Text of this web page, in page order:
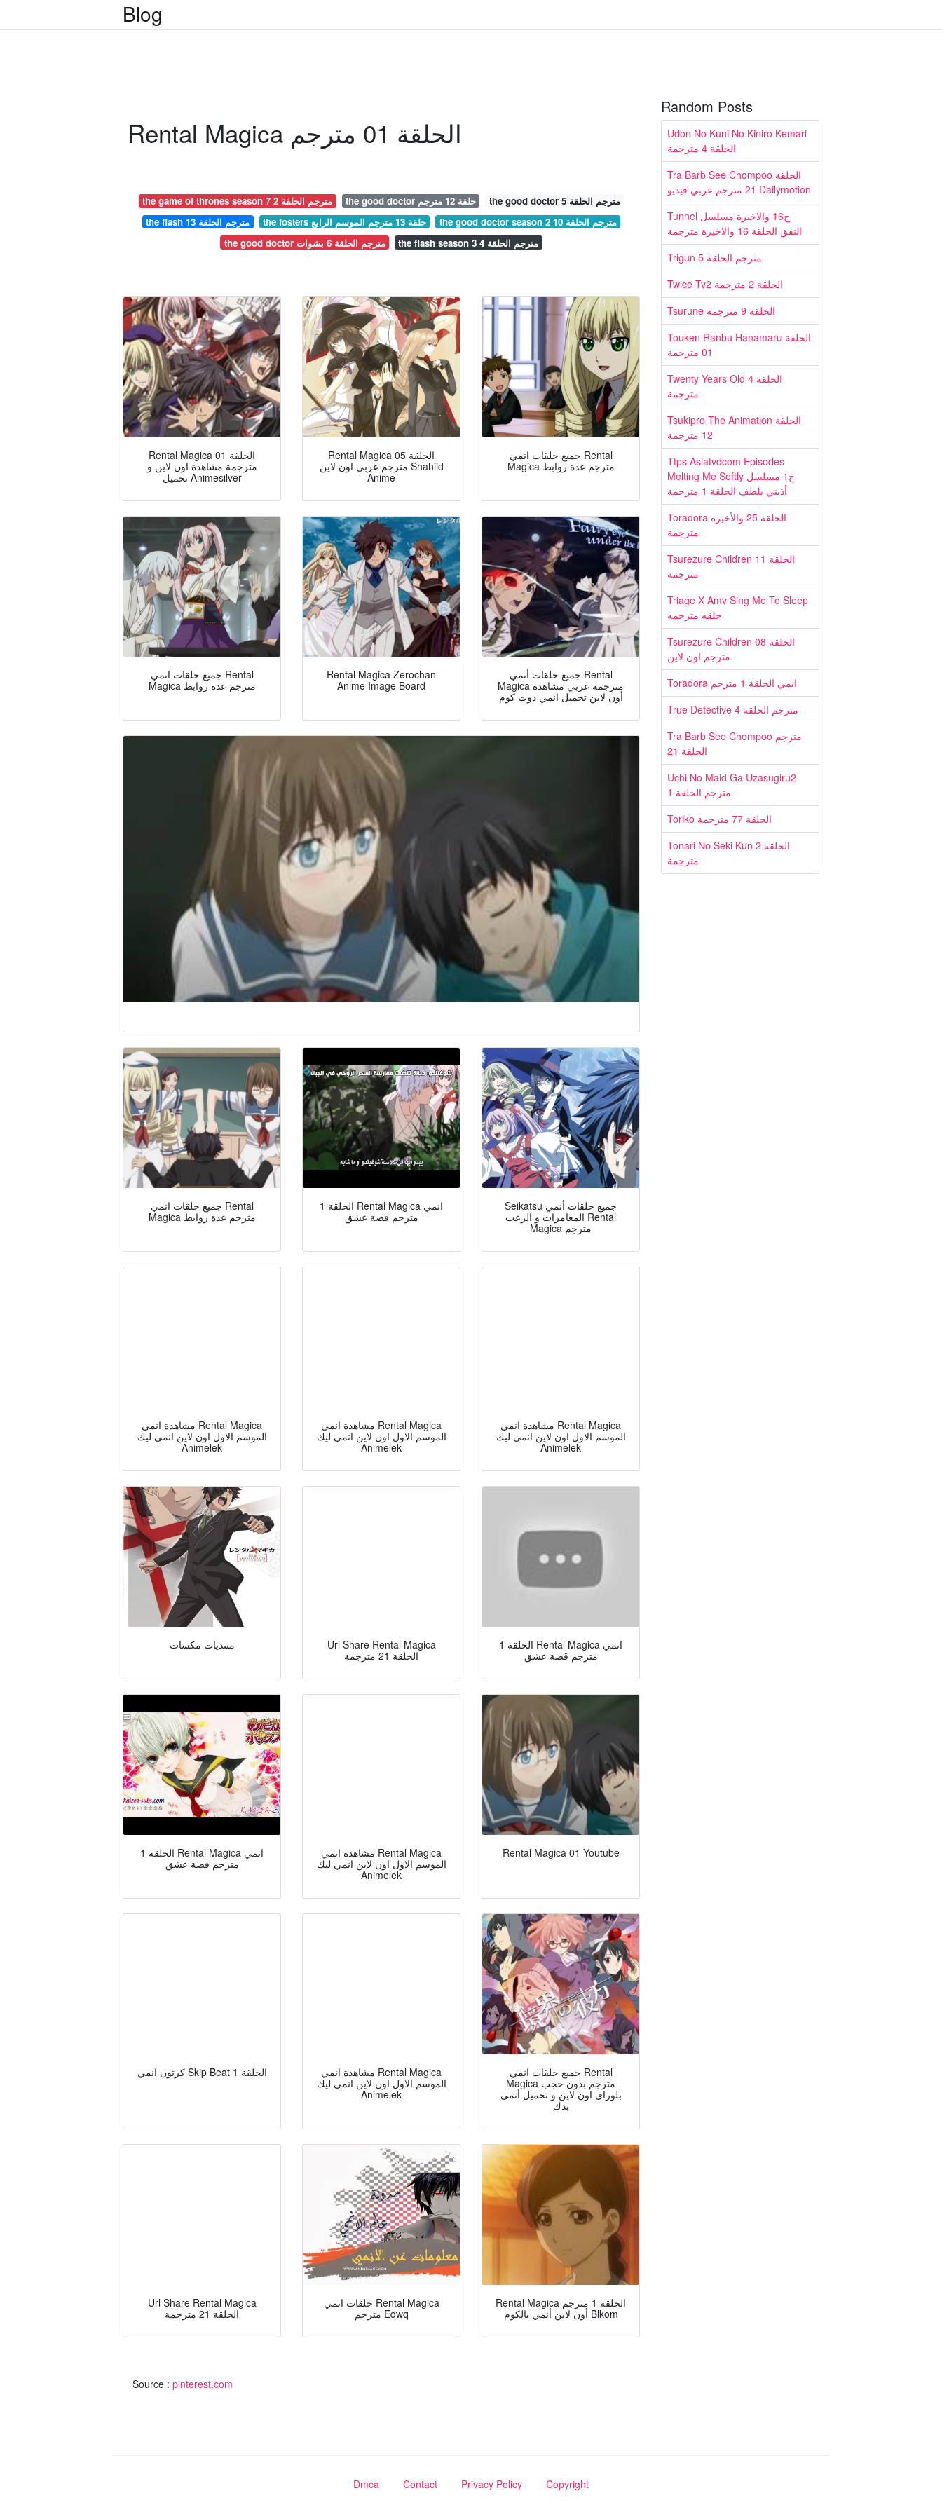
Blog
Rental Magica الحلقة 01 مترجم
the game of thrones season 7 مترجم الحلقة 2 the good doctor حلقة 12 مترجم
the good doctor مترجم الحلقة 5
the flash مترجم الحلقة 13
the fosters حلقة 13 مترجم الموسم الرابع
the good doctor season 2 مترجم الحلقة 10
the good doctor مترجم الحلقة 6 بشوات
the flash season 3 مترجم الحلقة 4
Rental Magica الحلقة 01
مترجمة مشاهدة اون لاين و
تحميل Animesilver
Rental Magica الحلقة 05
مترجم عربي اون لاين Shahiid
Anime
جميع حلقات انمي Rental
Magica مترجم عدة روابط
جميع حلقات انمي Rental
Magica مترجم عدة روابط
Rental Magica Zerochan
Anime Image Board
جميع حلقات أنمي Rental
Magica مترجمة عربي مشاهدة
أون لاين تحميل انمي دوت كوم
جميع حلقات انمي Rental
Magica مترجم عدة روابط
الحلقة 1 Rental Magica انمي
مترجم قصة عشق
Seikatsu جميع حلقات أنمي
المغامرات و الرعب Rental
Magica مترجم
مشاهدة انمي Rental Magica
الموسم الاول اون لاين انمي ليك
Animelek
مشاهدة انمي Rental Magica
الموسم الاول اون لاين انمي ليك
Animelek
مشاهدة انمي Rental Magica
الموسم الاول اون لاين انمي ليك
Animelek
منتديات مكسات
Url Share Rental Magica
الحلقة 21 مترجمة
الحلقة 1 Rental Magica انمي
مترجم قصة عشق
الحلقة 1 Rental Magica انمي
مترجم قصة عشق
مشاهدة انمي Rental Magica
الموسم الاول اون لاين انمي ليك
Animelek
Rental Magica 01 Youtube
كرتون انمي Skip Beat الحلقة 1
مشاهدة انمي Rental Magica
الموسم الاول اون لاين انمي ليك
Animelek
جميع حلقات انمي Rental
Magica مترجم بدون حجب
بلوراى اون لاين و تحميل أنمى
بدك
Url Share Rental Magica
الحلقة 21 مترجمة
حلقات انمي Rental Magica
مترجم Eqwq
Rental Magica الحلقة 1 مترجم
أون لاين أنمي بالكوم Blkom
Source : pinterest.com
Random Posts
Udon No Kuni No Kiniro Kemari
الحلقة 4 مترجمة
Tra Barb See Chompoo الحلقة
21 مترجم عربي فيديو Dailymotion
Tunnel ح16 والاخيرة مسلسل
النفق الحلقة 16 والاخيرة مترجمة
Trigun مترجم الحلقة 5
Twice Tv2 الحلقة 2 مترجمة
Tsurune الحلقة 9 مترجمة
Touken Ranbu Hanamaru الحلقة
01 مترجمة
Twenty Years Old الحلقة 4
مترجمة
Tsukipro The Animation الحلقة
12 مترجمة
Ttps Asiatvdcom Episodes
Melting Me Softly ح1 مسلسل
أذبني بلطف الحلقة 1 مترجمة
Toradora الحلقة 25 والأخيرة
مترجمة
Tsurezure Children الحلقة 11
مترجمة
Triage X Amv Sing Me To Sleep
حلقه مترجمه
Tsurezure Children الحلقة 08
مترجم اون لاين
Toradora انمي الحلقة 1 مترجم
True Detective مترجم الحلقة 4
Tra Barb See Chompoo مترجم
الحلقة 21
Uchi No Maid Ga Uzasugiru2
مترجم الحلقة 1
Toriko الحلقة 77 مترجمة
Tonari No Seki Kun الحلقة 2
مترجمة
Dmca Contact Privacy Policy Copyright